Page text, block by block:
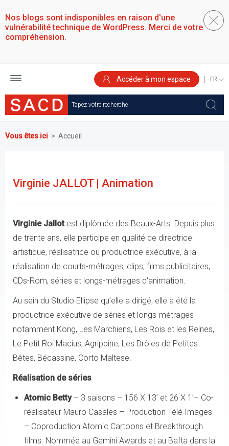
au
contenu
principal
Nos blogs sont indisponibles en raison d'une
vulnérabilité technique de WordPress. Merci de votre
compréhension.
Accéder à mon espace
YOUR
Vous êtes ici Accueil
Virginie JALLOT | Animation
Virginie Jallot est diplômée des Beaux-Arts. Depuis plus
de trente ans, elle participe en qualité de directrice
artistique, réalisatrice ou productrice exécutive, à la
réalisation de courts-métrages, clips, films publicitaires,
CDs-Rom, séries et longs-métrages d'animation.
Au sein du Studio Ellipse qu’elle a dirigé, elle a été la
productrice exécutive de séries et longs-métrages
notamment Kong, Les Marchiens, Les Rois et les Reines,
Le Petit Roi Macius, Agrippine, Les Drôles de Petites
Bêtes, Bécassine, Corto Maltese.
Réalisation de séries
Atomic Betty– 3 saisons – 156 X 13’ et 26 X 1’– Co-
réalisateur Mauro Casales – Production Télé Images
– Coproduction Atomic Cartoons et Breakthrough
films. Nommée au Gemini Awards et au Bafta dans la